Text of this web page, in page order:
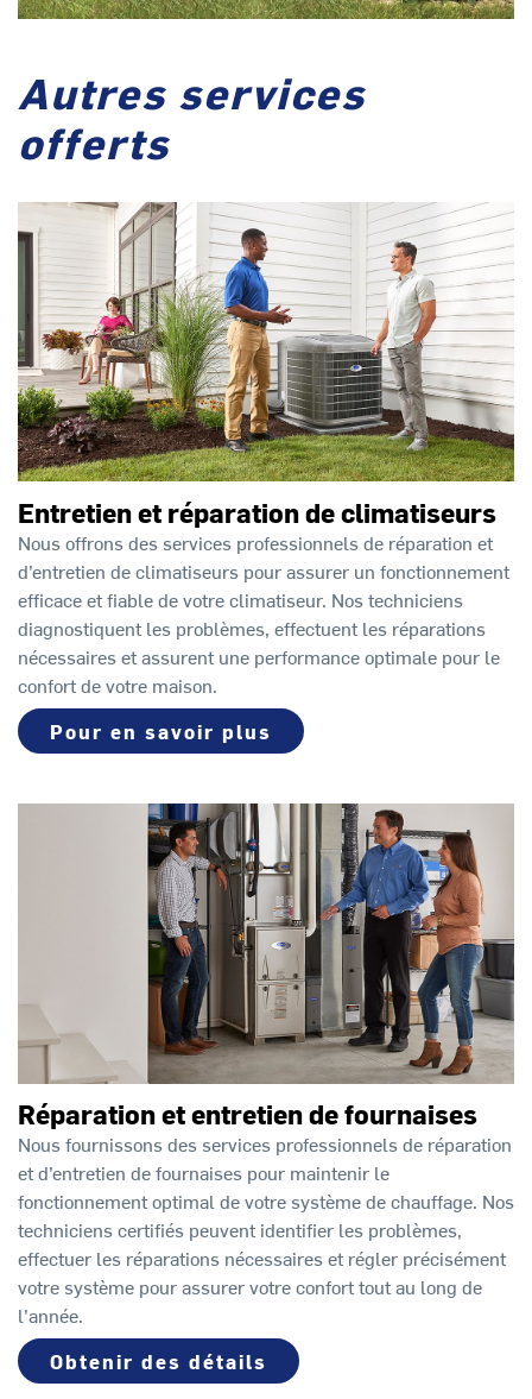
Autres services
offerts
Entretien et réparation de climatiseurs
Nous offrons des services professionnels de réparation et
d’entretien de climatiseurs pour assurer un fonctionnement
efficace et fiable de votre climatiseur. Nos techniciens
diagnostiquent les problèmes, effectuent les réparations
nécessaires et assurent une performance optimale pour le
confort de votre maison.
Pour en savoir plus
Réparation et entretien de fournaises
Nous fournissons des services professionnels de réparation
et d’entretien de fournaises pour maintenir le
fonctionnement optimal de votre système de chauffage. Nos
techniciens certifiés peuvent identifier les problèmes,
effectuer les réparations nécessaires et régler précisément
votre système pour assurer votre confort tout au long de
l’année.
Obtenir des détails